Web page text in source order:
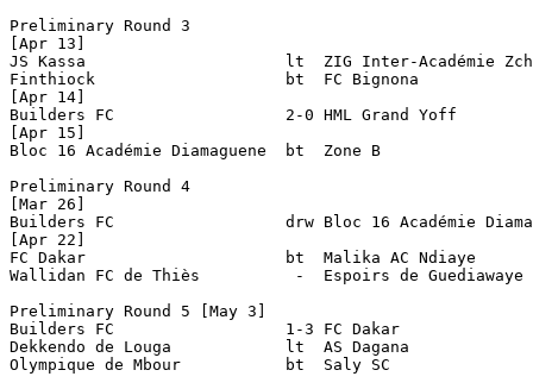
Preliminary Round 3
[Apr 13]
JS Kassa                     lt  ZIG Inter-
Finthiock                    bt  FC Bignona
[Apr 14]
Builders FC                  2-0 HML Grand Yoff
[Apr 15]
Bloc 16 Académie Diamaguene  bt  Zone B
Preliminary Round 4
[Mar 26]
Builders FC                  drw Bloc 16 Académie
[Apr 22]
FC Dakar                     bt  Malika AC Ndiaye
Wallidan FC de Thiès          -  Espoirs de
Preliminary Round 5 [May 3]
Builders FC                  1-3 FC Dakar
Dekkendo de Louga            lt  AS Dagana
Olympique de Mbour           bt  Saly SC